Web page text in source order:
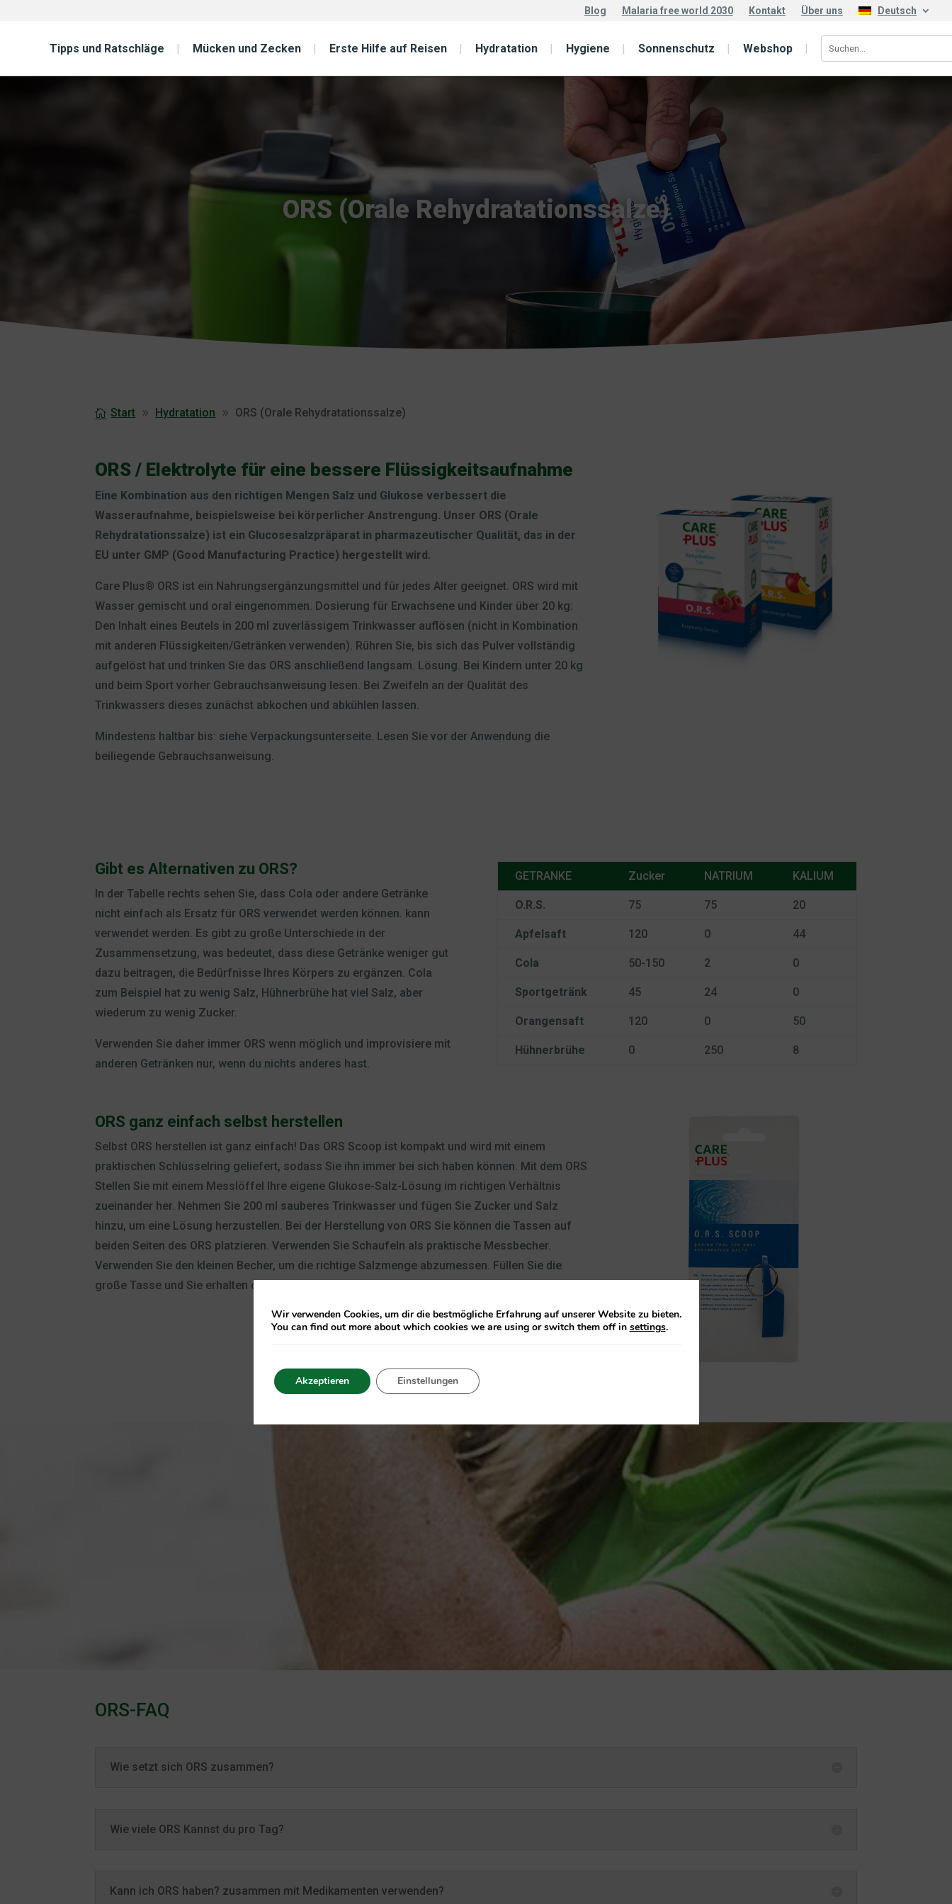
Blog Malaria free world 2030 Kontakt Über uns Deutsch
Tipps und Ratschläge Mücken und Zecken Erste Hilfe auf Reisen Hydratation Hygiene Sonnenschutz Webshop
ORS (Orale Rehydratationssalze)
Start Hydratation ORS (Orale Rehydratationssalze)
ORS / Elektrolyte für eine bessere Flüssigkeitsaufnahme
Eine Kombination aus den richtigen Mengen Salz und Glukose verbessert die
Wasseraufnahme, beispielsweise bei körperlicher Anstrengung. Unser ORS (Orale
Rehydratationssalze) ist ein Glucosesalzpräparat in pharmazeutischer Qualität, das in der
EU unter GMP (Good Manufacturing Practice) hergestellt wird.
Care Plus® ORS ist ein Nahrungsergänzungsmittel und für jedes Alter geeignet. ORS wird mit
Wasser gemischt und oral eingenommen. Dosierung für Erwachsene und Kinder über 20 kg:
Den Inhalt eines Beutels in 200 ml zuverlässigem Trinkwasser auflösen (nicht in Kombination
mit anderen Flüssigkeiten/Getränken verwenden). Rühren Sie, bis sich das Pulver vollständig
aufgelöst hat und trinken Sie das ORS anschließend langsam. Lösung. Bei Kindern unter 20 kg
und beim Sport vorher Gebrauchsanweisung lesen. Bei Zweifeln an der Qualität des
Trinkwassers dieses zunächst abkochen und abkühlen lassen.
Mindestens haltbar bis: siehe Verpackungsunterseite. Lesen Sie vor der Anwendung die
beiliegende Gebrauchsanweisung.
Gibt es Alternativen zu ORS?
In der Tabelle rechts sehen Sie, dass Cola oder andere Getränke
nicht einfach als Ersatz für ORS verwendet werden können. kann
verwendet werden. Es gibt zu große Unterschiede in der
Zusammensetzung, was bedeutet, dass diese Getränke weniger gut
dazu beitragen, die Bedürfnisse Ihres Körpers zu ergänzen. Cola
zum Beispiel hat zu wenig Salz, Hühnerbrühe hat viel Salz, aber
wiederum zu wenig Zucker.
Verwenden Sie daher immer ORS wenn möglich und improvisiere mit
anderen Getränken nur, wenn du nichts anderes hast.
GETRANKE Zucker NATRIUM KALIUM
O.R.S. 75 75 20
Apfelsaft 120 0 44
Cola 50-150 2 0
Sportgetränk 45 24 0
Orangensaft 120 0 50
Hühnerbrühe 0 250 8
ORS ganz einfach selbst herstellen
Selbst ORS herstellen ist ganz einfach! Das ORS Scoop ist kompakt und wird mit einem
praktischen Schlüsselring geliefert, sodass Sie ihn immer bei sich haben können. Mit dem ORS
Stellen Sie mit einem Messlöffel Ihre eigene Glukose-Salz-Lösung im richtigen Verhältnis
zueinander her. Nehmen Sie 200 ml sauberes Trinkwasser und fügen Sie Zucker und Salz
hinzu, um eine Lösung herzustellen. Bei der Herstellung von ORS Sie können die Tassen auf
beiden Seiten des ORS platzieren. Verwenden Sie Schaufeln als praktische Messbecher.
Verwenden Sie den kleinen Becher, um die richtige Salzmenge abzumessen. Füllen Sie die
große Tasse und Sie erhalten die richtige Menge Zucker.
ORS-FAQ
Wie setzt sich ORS zusammen?
Wie viele ORS Kannst du pro Tag?
Kann ich ORS haben? zusammen mit Medikamenten verwenden?
Wir verwenden Cookies, um dir die bestmögliche Erfahrung auf unserer Website zu bieten.
You can find out more about which cookies we are using or switch them off in settings.
Akzeptieren Einstellungen